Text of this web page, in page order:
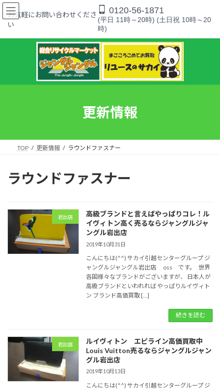
コ
ン
ッ
ナ
ビ
移
お気軽にお問い合わせくださ
い
0120-56-1871
(平日 11時～20時) (土日祝 10時～20
時)
更新情報
TOP 更新情報 ラウンドファスナー
ラウンドファスナー
岩出店
高級ブランドと言えばやっぱりコレ！ル
イヴィトン高く売るならジャングルジャ
ングル岩出店
2019年10月31日
こんにちは(^^) サカイ引越センターグループ ジ
ャングルジャングル岩出店 oss です。 世界
各国様々なブランドがございますが、 日本人が
高級ブランドといわれれば やっぱりルイヴィト
ン ブランド高価買取 […]
続きを読む
岩出店
ルイヴィトン エピライン高価買取中
Louis Vuitton売るならジャングルジャン
グル岩出店
2019年10月13日
こんにちは(^^) サカイ引越センターグループ ジ